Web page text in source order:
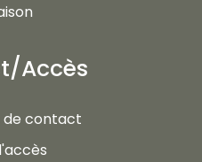
Accès
de contact